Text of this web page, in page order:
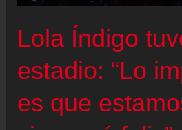
Lola Índigo
estadio: “Lo
es que